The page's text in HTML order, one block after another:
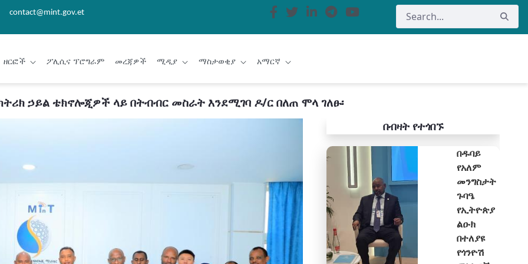
contact@mint.gov.et
ዘርፎች ፖሊሲና ፕሮግራም መረጃዎች ሚዲያ ማስታወቂያ አማርኛ
ኃይል ቴክኖሎጂዎች ላይ በትብብር መስራት እንደሚገባ ዶ/ር በለጠ ሞላ ገለፁ፡
በብዛት የተጎበኙ
በዱባይ
የአለም
መንግስታት
ጉባዔ
የኢትዮጵያ
ልዑክ
በተለያዩ
የጎንዮሽ